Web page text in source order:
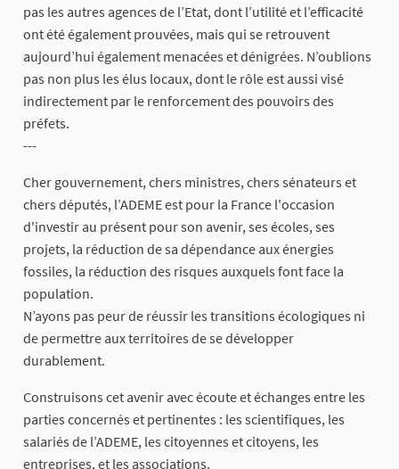
pas les autres agences de l’Etat, dont l’utilité et l’efficacité
ont été également prouvées, mais qui se retrouvent
aujourd’hui également menacées et dénigrées. N’oublions
pas non plus les élus locaux, dont le rôle est aussi visé
indirectement par le renforcement des pouvoirs des
préfets.
---
Cher gouvernement, chers ministres, chers sénateurs et
chers députés, l’ADEME est pour la France l'occasion
d'investir au présent pour son avenir, ses écoles, ses
projets, la réduction de sa dépendance aux énergies
fossiles, la réduction des risques auxquels font face la
population.
N’ayons pas peur de réussir les transitions écologiques ni
de permettre aux territoires de se développer
durablement.
Construisons cet avenir avec écoute et échanges entre les
parties concernés et pertinentes : les scientifiques, les
salariés de l’ADEME, les citoyennes et citoyens, les
entreprises, et les associations.